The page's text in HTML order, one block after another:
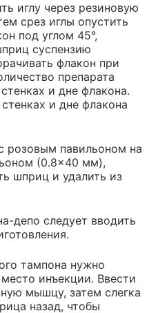
иглу через резиновую
срез иглы опустить
под углом 45°,
суспензию
флакон при
препарата
и дне флакона.
и дне флакона
розовым павильоном на
(0.8×40 мм),
шприц и удалить из
депо следует вводить
тампона нужно
инъекции. Ввести
мышцу, затем слегка
назад, чтобы